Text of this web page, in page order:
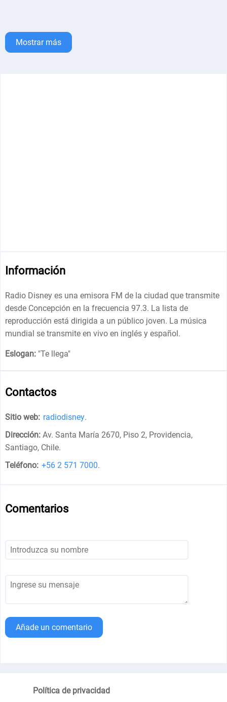
Mostrar más
Información
Radio Disney es una emisora ​​FM de la ciudad que transmite
desde Concepción en la frecuencia 97.3. La lista de
reproducción está dirigida a un público joven. La música
mundial se transmite en vivo en inglés y español.
Eslogan: "Te llega"
Contactos
Sitio web: radiodisney.
Dirección: Av. Santa María 2670, Piso 2, Providencia,
Santiago, Chile.
Teléfono: +56 2 571 7000.
Comentarios
Añade un comentario
Política de privacidad